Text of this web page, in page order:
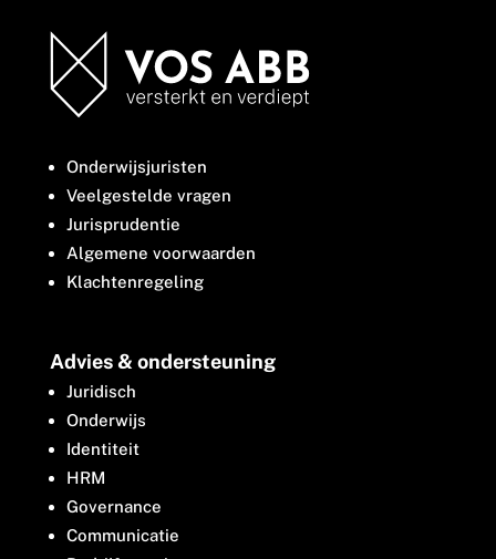
Onderwijsjuristen
Veelgestelde vragen
Jurisprudentie
Algemene voorwaarden
Klachtenregeling
Advies & ondersteuning
Juridisch
Onderwijs
Identiteit
HRM
Governance
Communicatie